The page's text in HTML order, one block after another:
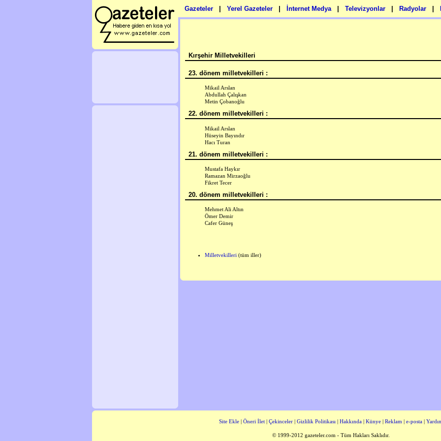
Gazeteler Yerel Gazeteler İnternet Medya Televizyonlar Radyolar
Kırşehir Milletvekilleri
23. dönem milletvekilleri :
Mikail Arslan
Abdullah Çalışkan
Metin Çobanoğlu
22. dönem milletvekilleri :
Mikail Arslan
Hüseyin Bayındır
Hacı Turan
21. dönem milletvekilleri :
Mustafa Haykır
Ramazan Mirzaoğlu
Fikret Tecer
20. dönem milletvekilleri :
Mehmet Ali Altın
Ömer Demir
Cafer Güneş
Milletvekilleri (tüm iller)
Site Ekle| Öneri İlet| Çekinceler| Gizlilik Politikası | Hakkında| Künye| Reklam | e-posta|
© 1999-2012 gazeteler.com - Tüm Hakları Saklıdır.